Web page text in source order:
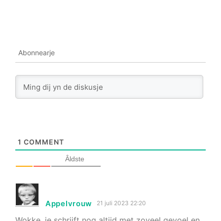
Abonnearje
1 COMMENT
Âldste
Appelvrouw 21 juli 2023 22:20